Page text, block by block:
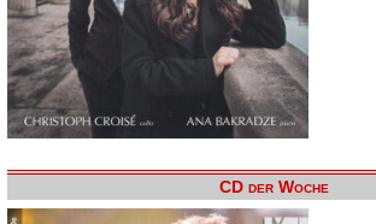
CD der Woche